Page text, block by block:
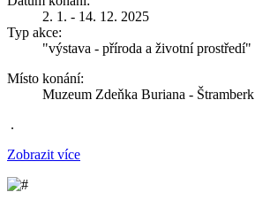
2. 1. - 14. 12. 2025
Typ akce:
"výstava - příroda a životní prostředí"
Místo konání:
Muzeum Zdeňka Buriana - Štramberk
.
Zobrazit více